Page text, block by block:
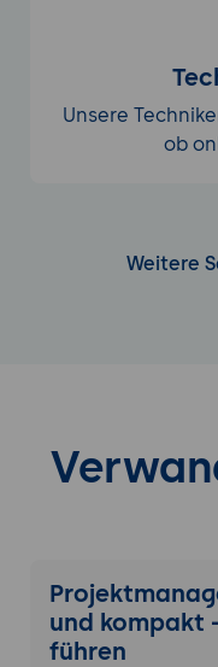
Unsere
ob
Weitere
und kompakt
führen